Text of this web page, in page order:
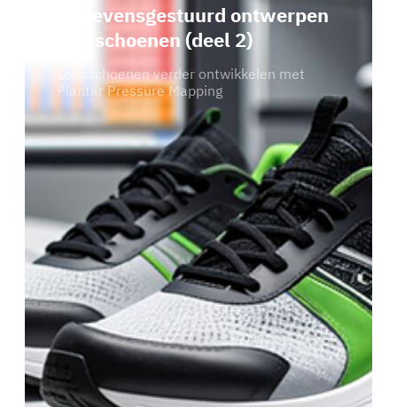
Gegevensgestuurd ontwerpen
van schoenen (deel 2)
Loopschoenen verder ontwikkelen met
Plantar Pressure Mapping